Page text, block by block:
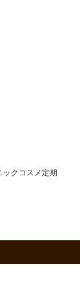
ックコスメ定期